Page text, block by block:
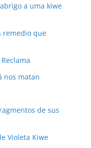
a uma kiwe
remedio que
nos matan
de sus
Violeta Kiwe